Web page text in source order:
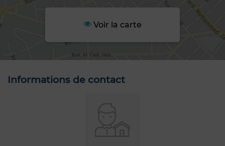
Voir la carte
Informations de contact